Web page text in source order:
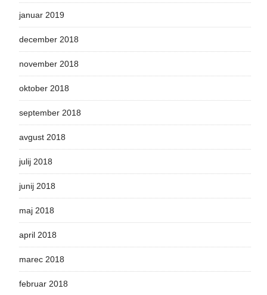
januar 2019
december 2018
november 2018
oktober 2018
september 2018
avgust 2018
julij 2018
junij 2018
maj 2018
april 2018
marec 2018
februar 2018